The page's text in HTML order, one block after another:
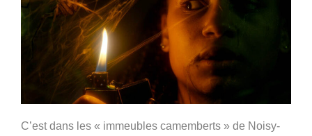
C’est dans les « immeubles camemberts » de Noisy-